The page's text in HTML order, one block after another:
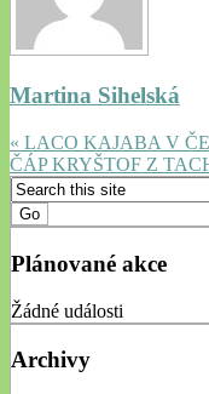
Martina Sihelská
« LACO KAJABA V
ČÁP KRYŠTOF Z
Plánované akce
Žádné události
Archivy